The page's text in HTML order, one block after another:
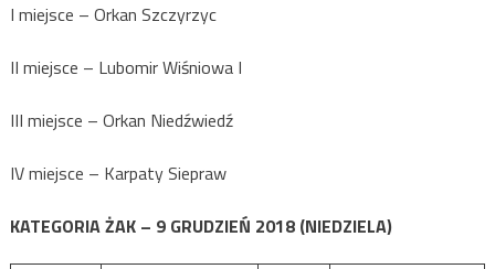
I miejsce – Orkan Szczyrzyc
II miejsce – Lubomir Wiśniowa I
III miejsce – Orkan Niedźwiedź
IV miejsce – Karpaty Siepraw
KATEGORIA ŻAK – 9 GRUDZIEŃ 2018 (NIEDZIELA)